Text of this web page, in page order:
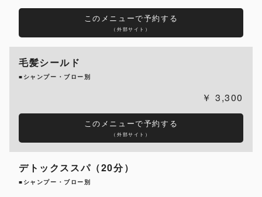
このメニューで予約する
（外部サイト）
毛髪シールド
■シャンプー・ブロー別
3,300
このメニューで予約する
（外部サイト）
デトックススパ（20分）
■シャンプー・ブロー別